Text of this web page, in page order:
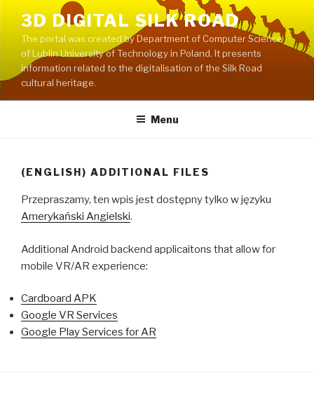
treści
3D DIGITAL SILK ROAD
The portal was created by Department of Computer Science
of Lublin University of Technology in Poland. It presents
information related to the digitalisation of the Silk Road
cultural heritage.
Menu
(ENGLISH) ADDITIONAL FILES
Przepraszamy, ten wpis jest dostępny tylko w języku
Amerykański Angielski.
Additional Android backend applicaitons that allow for
mobile VR/AR experience:
Cardboard APK
Google VR Services
Google Play Services for AR